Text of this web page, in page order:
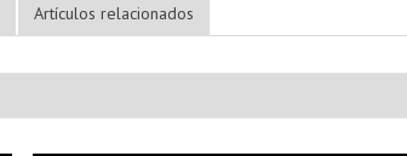
Artículos relacionados